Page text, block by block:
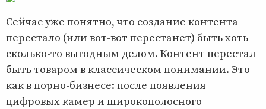
Сейчас уже понятно, что создание контента
перестало (или вот-вот перестанет) быть хоть
сколько-то выгодным делом. Контент перестал
быть товаром в классическом понимании. Это
как в порно-бизнесе: после появления
цифровых камер и широкополосного